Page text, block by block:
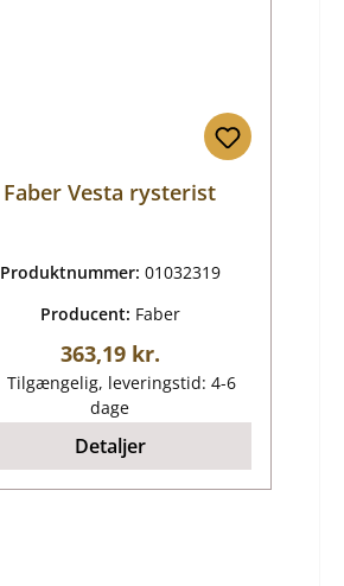
Faber Vesta rysterist
Produktnummer: 01032319
Producent: Faber
Almindelig pris:
363,19 kr.
Tilgængelig, leveringstid: 4-6
dage
Detaljer